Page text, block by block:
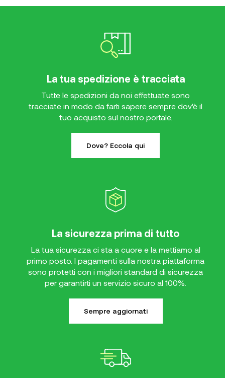
La tua spedizione è tracciata
Tutte le spedizioni da noi effettuate sono
tracciate in modo da farti sapere sempre dov'è il
tuo acquisto sul nostro portale.
Dove? Eccola qui
La sicurezza prima di tutto
La tua sicurezza ci sta a cuore e la mettiamo al
primo posto. I pagamenti sulla nostra piattaforma
sono protetti con i migliori standard di sicurezza
per garantirti un servizio sicuro al 100%.
Sempre aggiornati